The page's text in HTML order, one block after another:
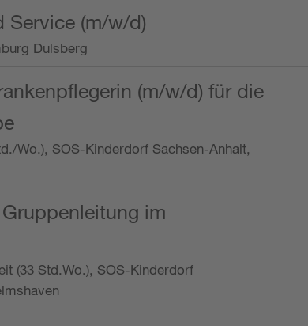
Service (m/w/d)
Dulsberg
(m/w/d) für die
Wo.), SOS-Kinderdorf Sachsen-Anhalt,
im
(33 Std.Wo.), SOS-Kinderdorf